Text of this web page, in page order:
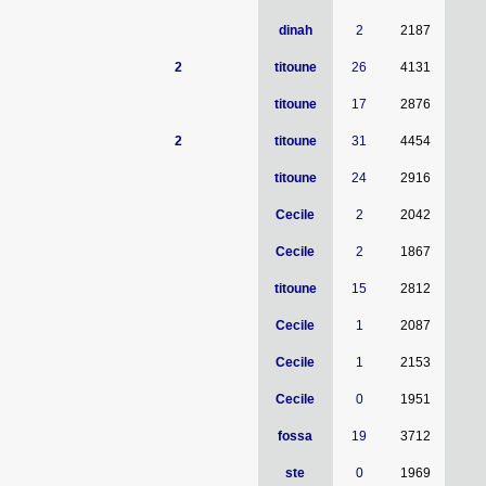
dinah 2 2187
2 titoune 26 4131
titoune 17 2876
2 titoune 31 4454
titoune 24 2916
Cecile 2 2042
Cecile 2 1867
titoune 15 2812
Cecile 1 2087
Cecile 1 2153
Cecile 0 1951
fossa 19 3712
ste 0 1969